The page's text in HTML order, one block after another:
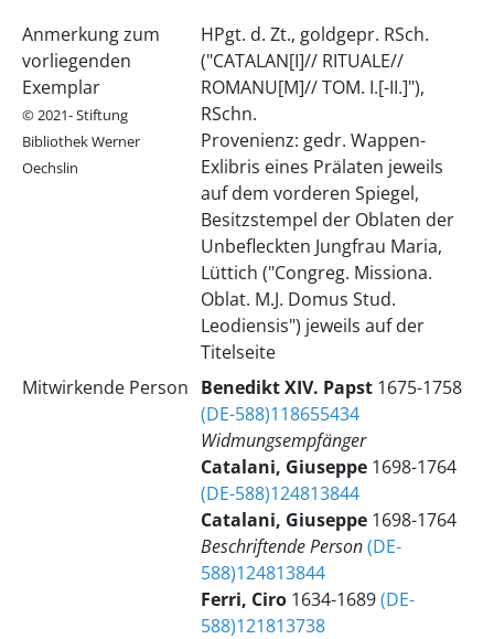
Anmerkung zum
vorliegenden
Exemplar
© 2021- Stiftung
Bibliothek Werner
Oechslin
HPgt. d. Zt., goldgepr. RSch.
("CATALAN[I]// RITUALE//
ROMANU[M]// TOM. I.[-II.]"),
RSchn.
Provenienz: gedr. Wappen-
Exlibris eines Prälaten jeweils
auf dem vorderen Spiegel,
Besitzstempel der Oblaten der
Unbefleckten Jungfrau Maria,
Lüttich ("Congreg. Missiona.
Oblat. M.J. Domus Stud.
Leodiensis") jeweils auf der
Titelseite
Mitwirkende Person BenediktXIV. Papst1675-1758
(DE-588)118655434
Widmungsempfänger
Catalani, Giuseppe1698-1764
(DE-588)124813844
Catalani, Giuseppe1698-1764
Beschriftende Person(DE-
588)124813844
Ferri, Ciro1634-1689(DE-
588)121813738